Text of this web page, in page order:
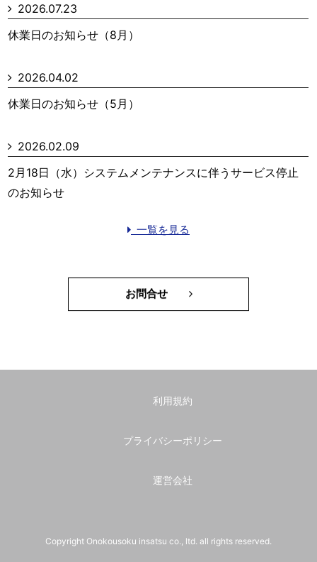
2026.07.23
休業日のお知らせ（8月）
2026.04.02
休業日のお知らせ（5月）
2026.02.09
2月18日（水）システムメンテナンスに伴うサービス停止
のお知らせ
一覧を見る
お問合せ
利用規約
プライバシーポリシー
運営会社
Copyright Onokousoku insatsu co., ltd. all rights reserved.